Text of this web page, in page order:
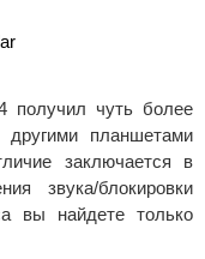
получил чуть более
планшетами
заключается в
звука/блокировки
вы найдете только